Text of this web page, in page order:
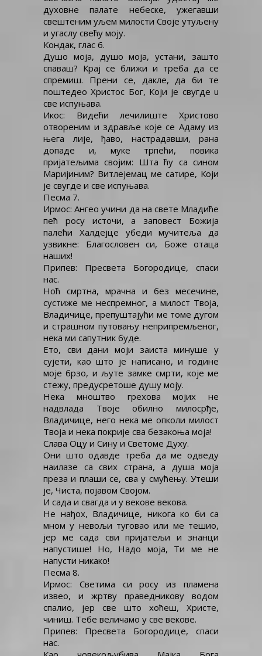
духовне палате небеске, ужегавши
свештеним уљем милости Своје утуљену
и угаслу свећу моју.
Кондак, глас 6.
Душо моја, душо моја, устани, зашто
спаваш? Крај се ближи и треба да се
спремиш. Прени се, дакле, да би те
поштедео Христос Бог, Који је свугде u
све испуњава.
Икос: Видећи лечилиште Христово
отвореним и здравље које се Адаму из
њега лије, ђаво, настрадавши, рана
допаде и, муке трпећи, повика
пријатељима својим: Шта ћу са сином
Маријиним? Витлејемац ме сатире, Који
је свугде и све испуњава.
Песма 7.
Ирмос: Ангео учини да на свете Младиће
пећ росу источи, а заповест Божија
палећи Халдејце убеди мучитеља да
узвикне: Благословен си, Боже отаца
наших!
Припев: Пресвета Богородице, спаси
нас.
Ноћ смртна, мрачна и без месечине,
сустиже ме неспремног, а милост Твоја,
Владичице, препуштајући ме томе дугом
и страшном путовању неприпремљеног,
нека ми сапутник буде.
Ето, сви дани моји заиста минуше у
сујети, као што је написано, и године
моје брзо, и љуте замке смрти, које ме
стежу, предусретоше душу моју.
Нека мноштво грехова мојих не
надвлада Твоје обилно милосрђе,
Владичице, него нека ме опколи милост
Твоја и нека покрије сва безакоња моја!
Слава Оцу и Сину и Светоме Духу.
Они што одавде треба да ме одведу
наилазе са свих страна, а душа моја
преза и плаши се, сва у смућењу. Утеши
је, Чиста, појавом Својом.
И сада и свагда и у векове векова.
Не нађох, Владичице, никога ко би са
мном у невољи туговао или ме тешио,
јер ме сада сви пријатељи и знанци
напустише! Но, Надо моја, Ти ме не
напусти никако!
Песма 8.
Ирмос: Светима си росу из пламена
извео, и жртву праведникову водом
спалио, јер све што хоћеш, Христе,
чиниш. Тебе величамо у све векове.
Припев: Пресвета Богородице, спаси
нас.